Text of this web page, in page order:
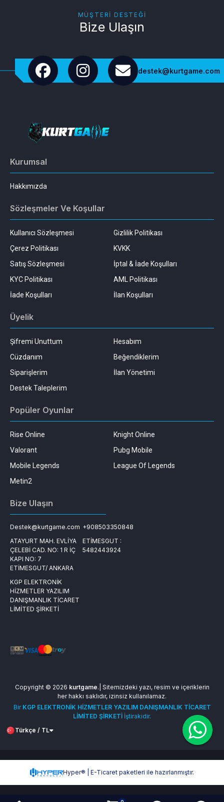
MÜŞTERI DESTEĞI
Bize Ulaşın
destek@kurtgame.com
Kurumsal
Hakkımızda
Sözleşmeler Ve Koşullar
Kullanıcı Sözleşmesi
Gizlilik Politikası
Çerez Politikası
KVKK
Satış Sözleşmesi
İptal & İade Koşulları
KYC Politikası
AML Politikası
İade Koşulları
İlan Koşulları
Üyelik
Şifremi Unuttum
Hesabım
Cüzdanım
Beğendiklerim
Siparişlerim
İlan Yönetimi
Destek Taleplerim
Popüler Oyunlar
Rise Online
Knight Online
Valorant
Pubg Mobile
Mobile Legends
League Of Legends
Metin2
Bize Ulaşın
Destek@kurtgame.com +908503350848
ATAYURT MAH. EVLİYA
ÇELEBİ CAD. NO: 1 R İÇ
KAPI NO: 7
ETİMESGUT/ ANKARA
ETİMESGUT :
5482443924
KGP ELEKTRONİK
HİZMETLER YAZILIM
DANIŞMANLIK TİCARET
LİMİTED ŞİRKETİ
Copyright © 2026 kurtgame.| Sitemizdeki yazı, resim ve içeriklerin
her hakkı saklıdır, izinsiz kullanılamaz.
Bir KGP ELEKTRONİK HİZMETLER YAZILIM DANIŞMANLIK TİCARET
LİMİTED ŞİRKETİ İştirakidir.
Türkçe / TL
Hyper® | E-Ticaret paketleri ile hazırlanmıştır.